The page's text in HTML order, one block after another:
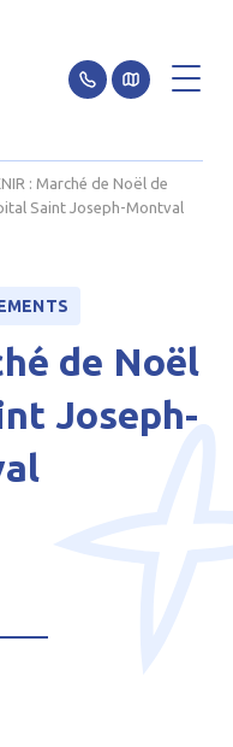
: Marché de Noël de
Saint Joseph-Montval
de Noël
Joseph-